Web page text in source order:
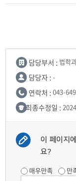
담당부서 : 법학
담당자 : -
연락처 : 043-
최종수정일 :
이 페이지
요?
매우만족 만